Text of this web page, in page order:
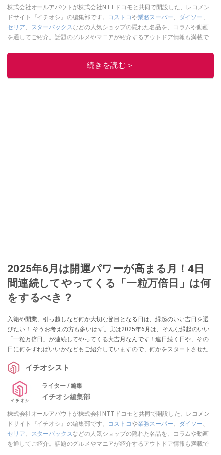
株式会社オールアバウトが株式会社NTTドコモと共同で開設した、レコメン
ドサイト『イチオシ』の編集部です。
コストコや業務スーパー、 ダイソー、
セリア、 スターバックスなどの人気ショップの隠れた名品を、コラムや動画
を通してご紹介。話題のグルメやマニアが紹介するアウトドア情報も満載で
レビューしています。毎日トレンド情報をお届けしているので、ぜひ
してください！続きを読む＞
2025年6月は開運パワーが高まる月！4日
間連続してやってくる「一粒万倍日」は何
をするべき？
入籍や開業、引っ越しなど何か大切な節目となる日は、縁起のいい吉日を選
びたい！ そうお考えの方も多いはず。実は2025年6月は、そんな縁起のいい
「一粒万倍日」が連続してやってくる大吉月なんです！連日続く日や、その
日に何をすればいいかなどもご紹介していますので、何かをスタートさせた
イチオシスト
ライター / 編集
イチオシ編集部
株式会社オールアバウトが株式会社NTTドコモと共同で開設した、レコメン
ドサイト『イチオシ』の編集部です。
コストコや業務スーパー、 ダイソー、
セリア、 スターバックスなどの人気ショップの隠れた名品を、コラムや動画
を通してご紹介。話題のグルメやマニアが紹介するアウトドア情報も満載で